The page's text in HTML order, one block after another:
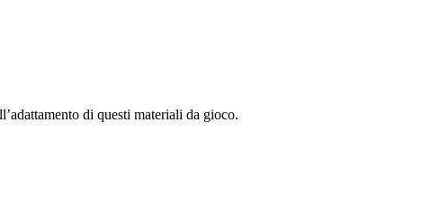
di questi materiali da gioco.